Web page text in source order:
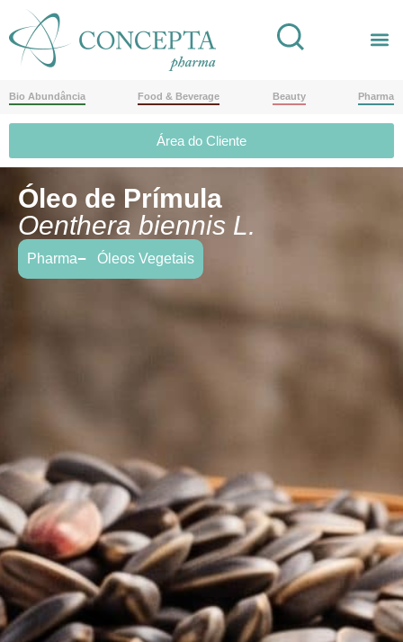
Bio Abundância Food & Beverage Beauty Pharma
Área do Cliente
Óleo de Prímula
Oenthera biennis L.
Pharma Óleos Vegetais